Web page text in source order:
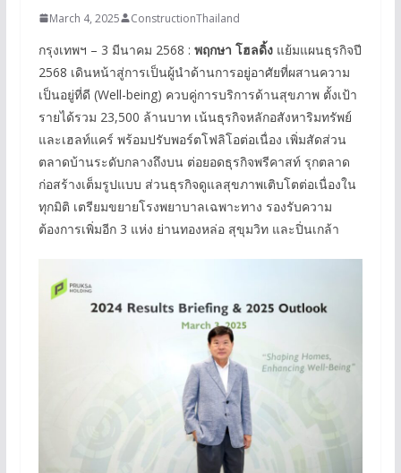
March 4, 2025 ConstructionThailand
กรุงเทพฯ – 3 มีนาคม 2568 : พฤกษา โฮลดิ้ง แย้มแผนธุรกิจปี
2568 เดินหน้าสู่การเป็นผู้นำด้านการอยู่อาศัยที่ผสานความ
เป็นอยู่ที่ดี (Well-being) ควบคู่การบริการด้านสุขภาพ ตั้งเป้า
รายได้รวม 23,500 ล้านบาท เน้นธุรกิจหลักอสังหาริมทรัพย์
และเฮลท์แคร์ พร้อมปรับพอร์ตโฟลิโอต่อเนื่อง เพิ่มสัดส่วน
ตลาดบ้านระดับกลางถึงบน ต่อยอดธุรกิจพรีคาสท์ รุกตลาด
ก่อสร้างเต็มรูปแบบ ส่วนธุรกิจดูแลสุขภาพเติบโตต่อเนื่องใน
ทุกมิติ เตรียมขยายโรงพยาบาลเฉพาะทาง รองรับความ
ต้องการเพิ่มอีก 3 แห่ง ย่านทองหล่อ สุขุมวิท และปิ่นเกล้า